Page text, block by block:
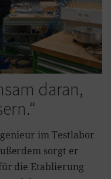
daran,
im Testlabor
sorgt er
die Etablierung